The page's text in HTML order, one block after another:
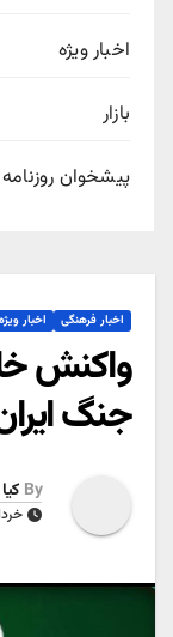
اخبار ویژه
بازار
پیشخوان روزنامه
اخبار فرهنگی اخبار ویژه
واکنش
جنگ
By
خرداد